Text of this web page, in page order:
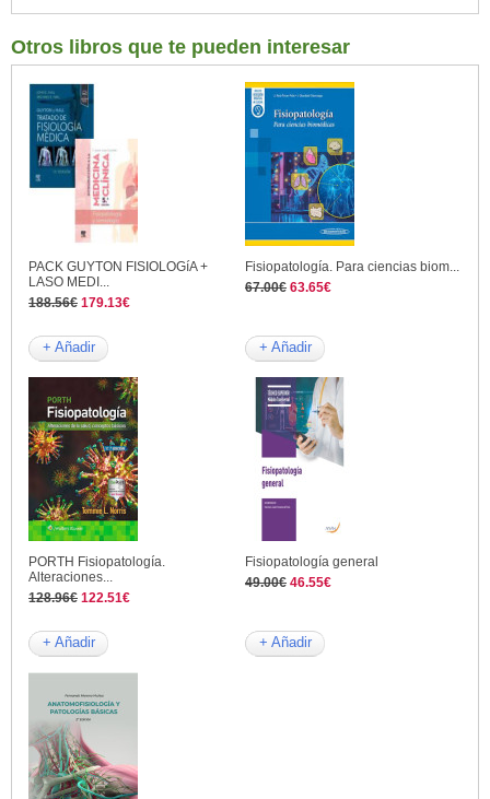
Otros libros que te pueden interesar
PACK GUYTON FISIOLOGíA +
LASO MEDI...
188.56€ 179.13€
+ Añadir
Fisiopatología. Para ciencias biom...
67.00€ 63.65€
+ Añadir
PORTH Fisiopatología.
Alteraciones...
128.96€ 122.51€
+ Añadir
Fisiopatología general
49.00€ 46.55€
+ Añadir